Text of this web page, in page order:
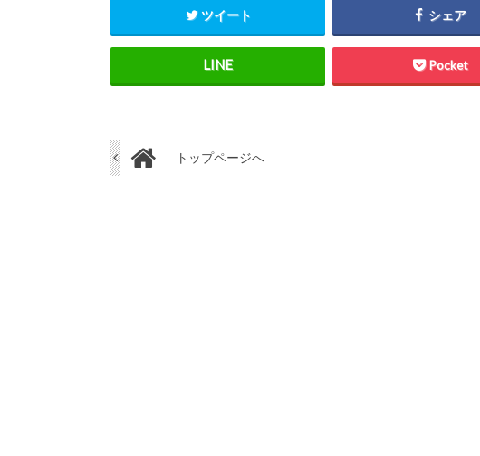
ツイート シェア
Pocket
トップページへ